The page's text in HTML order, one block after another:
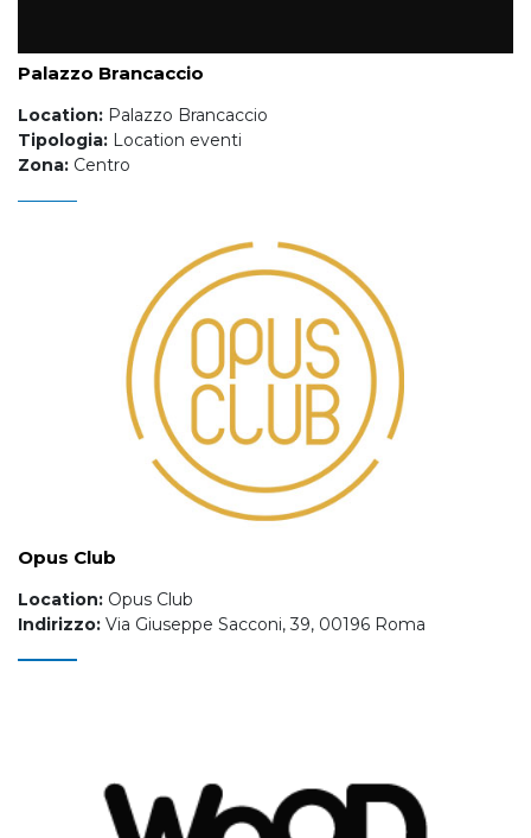
Palazzo Brancaccio
Location: Palazzo Brancaccio
Tipologia: Location eventi
Zona: Centro
Opus Club
Location: Opus Club
Indirizzo: Via Giuseppe Sacconi, 39, 00196 Roma